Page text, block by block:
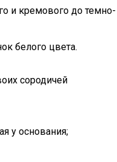
и кремового до темно-
белого цвета.
сородичей
у основания;